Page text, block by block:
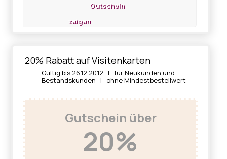
Gutschein
zeigen
20% Rabatt auf Visitenkarten
Gültig bis 26.12.2012 | für Neukunden und
Bestandskunden | ohne Mindestbestellwert
Gutschein über
20%